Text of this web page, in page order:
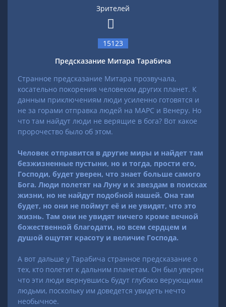
Зрителей
15123
Предсказание Митара Тарабича
Странное предсказание Митара прозвучала,
косательно покорения человеком других планет. К
данным приключениям люди усиленно готовятся и
не за горами отправка людей на МАРС и Венеру. Но
что там найдут люди не верящие в бога? Вот какое
пророчество было об этом.
Человек отправится в другие миры и найдет там
безжизненные пустыни, но и тогда, прости его,
Господи, будет уверен, что знает больше самого
Бога. Люди полетят на Луну и к звездам в поисках
жизни, но не найдут подобной нашей. Она там
будет, но они не поймут её и не увидят, что это
жизнь. Там они не увидят ничего кроме вечной
божественной благодати, но всем сердцем и
душой ощутят красоту и величие Господа.
А вот дальше у Тарабича странное предсказание о
тех, кто полетит к дальним планетам. Он был уверен
что эти люди вернувшись будут глубоко верующими
людьми, поскольку им доведется увидеть нечто
необычное.